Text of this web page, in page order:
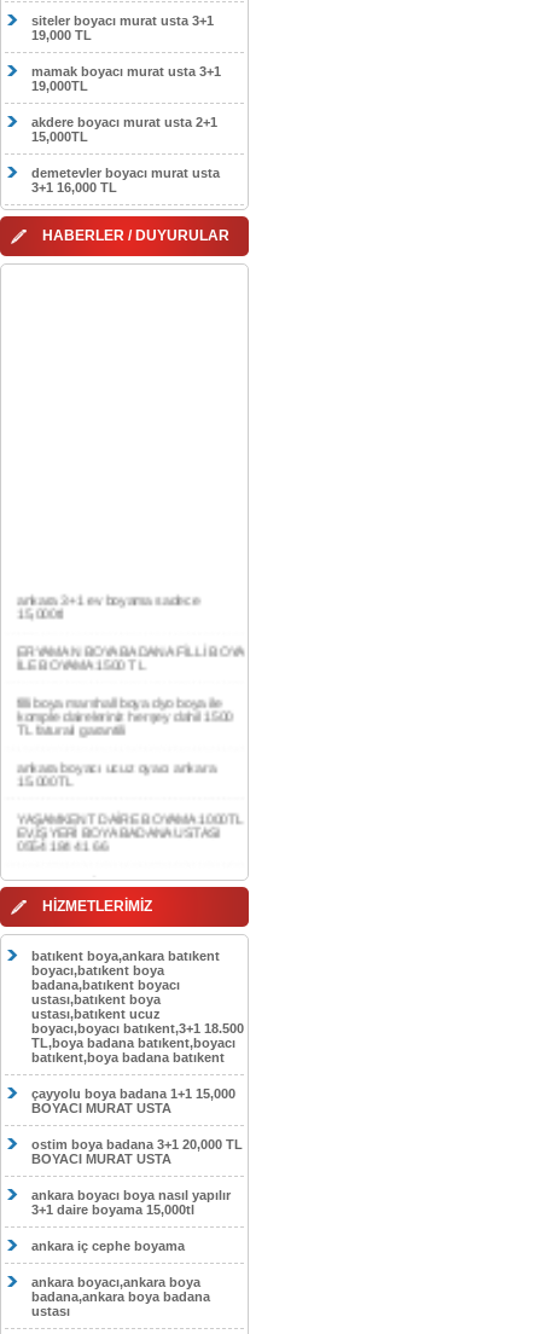
siteler boyacı murat usta 3+1
19,000 TL
mamak boyacı murat usta 3+1
19,000TL
akdere boyacı murat usta 2+1
15,000TL
demetevler boyacı murat usta
3+1 16,000 TL
HABERLER / DUYURULAR
ERYAMAN BOYA BADANA FİLLİ BOYA
İLE BOYAMA 1500 TL
filli boya marshall boya dyo boya ile
komple daireleriniz herşey dahil 1500
ankara boyacı ucuz oyacı ankara
15.000TL
YAŞAMKENT DAİRE BOYAMA 1000TL
EV,İŞYERİ BOYA BADANA USTASI
AKDERE DAİRE BOYAMA 1000TL
EV,İŞYERİ BOYA BADANA USTASI
CEBECİ DAİRE BOYAMA 1000TL
0554 184 41 66
HASKÖY DAİRE BOYAMA 1000TL
EV,İŞYERİ BOYA BADANA USTASI
0554 184 41 66
GÖLBAŞI DAİRE BOYAMA 1000TL
EV,İŞYERİ BOYA BADANA USTASI
0554 184 41 66
SOKULLU DAİRE BOYAMA 1000TL
EV,İŞYERİ BOYA BADANA USTASI
0554 184 41 66
HİZMETLERİMİZ
batıkent boya,ankara batıkent
boyacı,batıkent boya
badana,batıkent boyacı
ustası,batıkent boya
ustası,batıkent ucuz
boyacı,boyacı batıkent,3+1 18.500
TL,boya badana batıkent,boyacı
batıkent,boya badana batıkent
çayyolu boya badana 1+1 15,000
BOYACI MURAT USTA
ostim boya badana 3+1 20,000 TL
BOYACI MURAT USTA
ankara boyacı boya nasıl yapılır
3+1 daire boyama 15,000tl
ankara iç cephe boyama
ankara boyacı,ankara boya
badana,ankara boya badana
ustası